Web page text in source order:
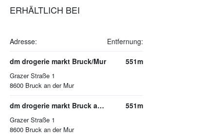
ERHÄLTLICH BEI
Adresse: Entfernung:
dm drogerie markt Bruck/Mur
Grazer Straße 1
8600 Bruck an der Mur
551m
dm drogerie markt Bruck an der Mur
Grazer Straße 1
8600 Bruck an der Mur
551m